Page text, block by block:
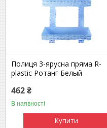
Полиця 3-ярусна пряма R-
plastic Ротанг Белый
462 ₴
В наявності
Купити